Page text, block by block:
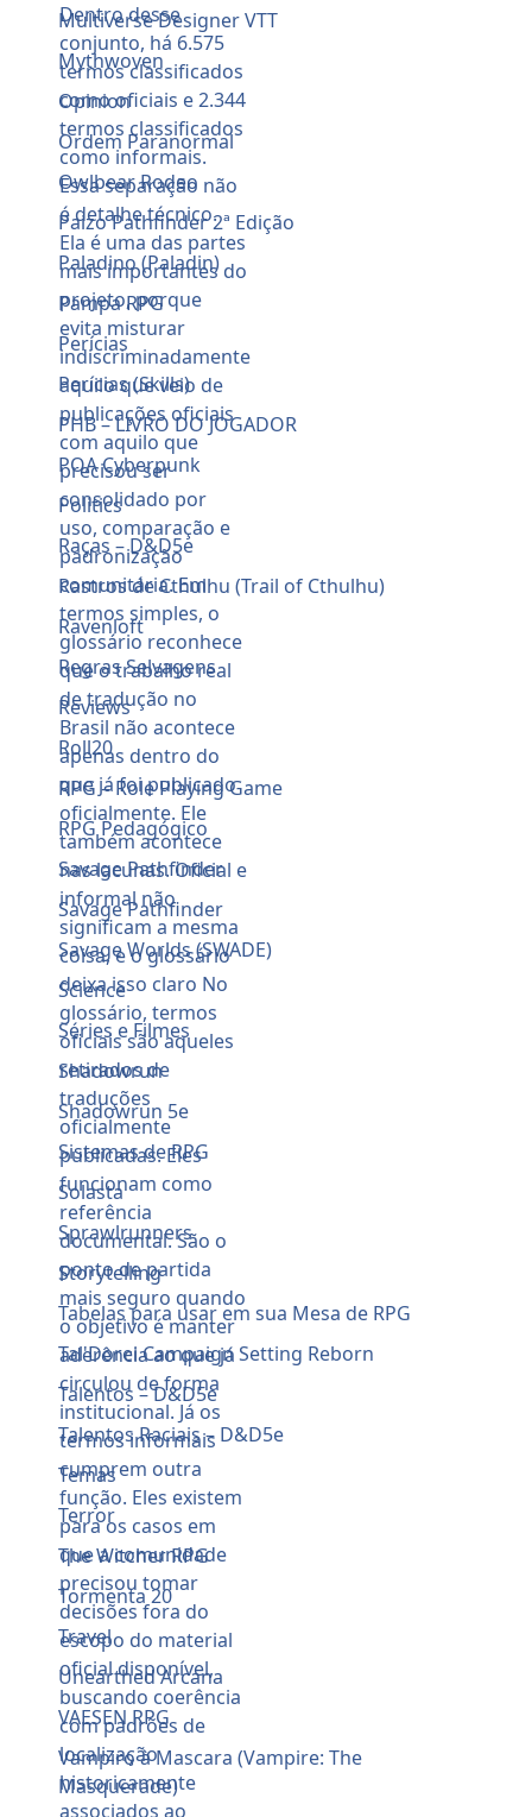
Multiverse Designer VTT
Mythwoven
Opinion
Ordem Paranormal
Owlbear Rodeo
Paizo Pathfinder 2ª Edição
Paladino (Paladin)
Pampa RPG
Perícias
Perícias (Skills)
PHB – LIVRO DO JOGADOR
POA Cyberpunk
Politics
Raças – D&D5e
Rastros de Cthulhu (Trail of Cthulhu)
Ravenloft
Regras Selvagens
Reviews
Roll20
RPG – Role Playing Game
RPG Pedagógico
Savage Pathfinder
Savage Pathfinder
Savage Worlds (SWADE)
Science
Séries e Filmes
Shadowrun
Shadowrun 5e
Sistemas de RPG
Solasta
Sprawlrunners
Storytelling
Tabelas para usar em sua Mesa de RPG
Tal'Dorei Campaign Setting Reborn
Talentos – D&D5e
Talentos Raciais – D&D5e
Temas
Terror
The Witcher RPG
Tormenta 20
Travel
Unearthed Arcana
VAESEN RPG
Vampiro à Mascara (Vampire: The
Masquerade)